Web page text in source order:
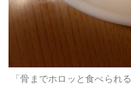
「骨までホロッと食べられる